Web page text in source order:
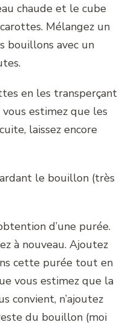
chaude et le cube
Mélangez un
bouillons avec un
en les transperçant
estimez que les
laissez encore
le bouillon (très
d’une purée.
à nouveau. Ajoutez
cette purée tout en
vous estimez que la
convient, n’ajoutez
du bouillon (moi